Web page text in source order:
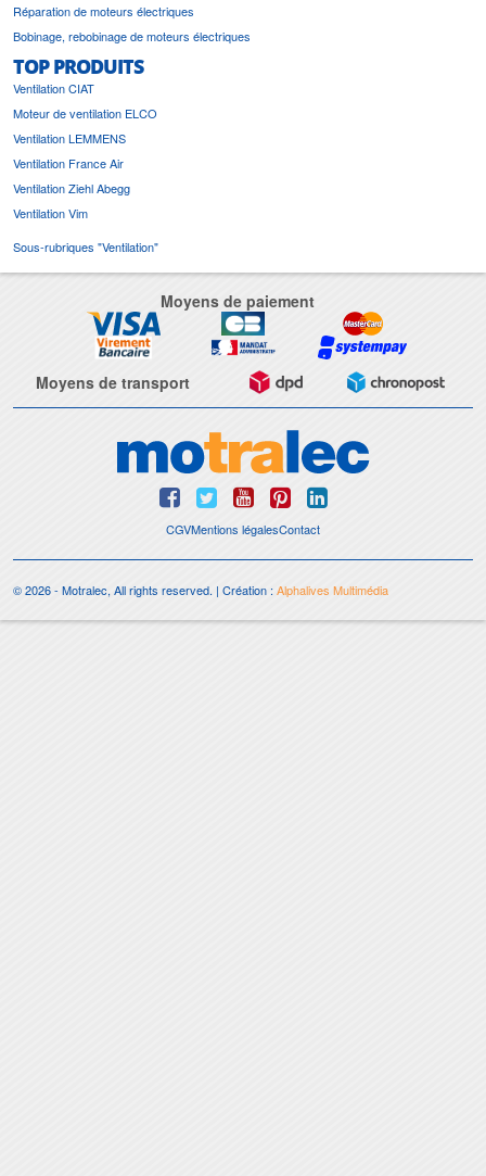
Réparation de moteurs électriques
Bobinage, rebobinage de moteurs électriques
TOP PRODUITS
Ventilation CIAT
Moteur de ventilation ELCO
Ventilation LEMMENS
Ventilation France Air
Ventilation Ziehl Abegg
Ventilation Vim
Sous-rubriques "Ventilation"
Moyens de paiement
Moyens de transport
CGVMentions légalesContact
© 2026 - Motralec, All rights reserved. | Création :Alphalives Multimédia